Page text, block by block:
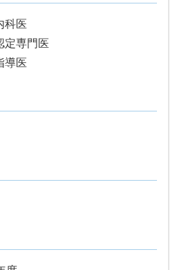
科医
定専門医
導医